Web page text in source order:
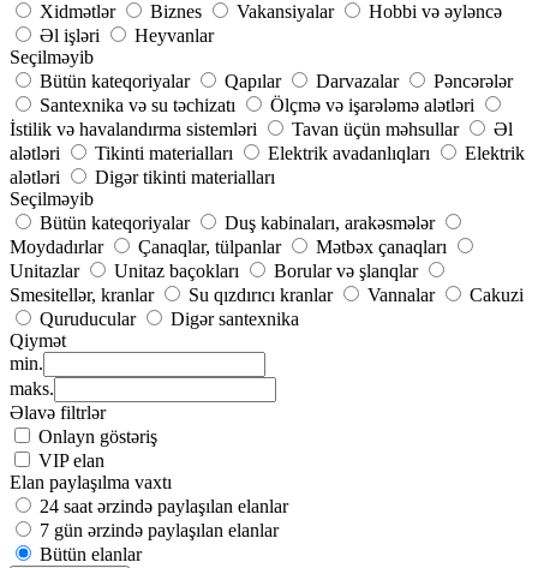
Xidmətlər
Biznes Vakansiyalar
Hobbi və əyləncə
Əl işləri
Heyvanlar
Seçilməyib
Bütün kateqoriyalar
Qapılar Darvazalar
Pəncərələr
Santexnika və su təchizatı
Ölçmə və işarələmə alətləri
İstilik və havalandırma sistemləri
Tavan üçün məhsullar
Əl
alətləri
Tikinti materialları Elektrik avadanlıqları
Elektrik
alətləri
Digər tikinti materialları
Seçilməyib
Bütün kateqoriyalar
Duş kabinaları, arakəsmələr
Moydadırlar
Çanaqlar, tülpanlar
Mətbəx çanaqları
Unitazlar
Unitaz baçokları
Borular və şlanqlar
Smesitellər, kranlar
Su qızdırıcı kranlar Vannalar
Cakuzi
Quruducular
Digər santexnika
Qiymət
min.
maks.
Əlavə filtrlər
Onlayn göstəriş
VIP elan
Elan paylaşılma vaxtı
24 saat ərzində paylaşılan elanlar
7 gün ərzində paylaşılan elanlar
Bütün elanlar